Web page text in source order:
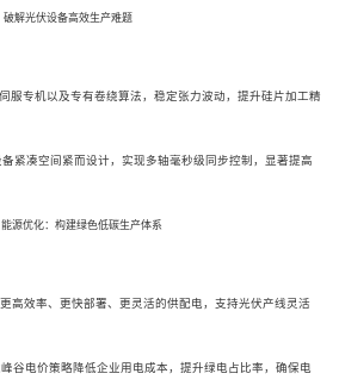
破解光伏设备高效生产难题
服专机以及专有卷绕算法，稳定张力波动，提升硅片加工精
紧凑空间紧而设计，实现多轴毫秒级同步控制，显著提高
优化：构建绿色低碳生产体系
高效率、更快部署、更灵活的供配电，支持光伏产线灵活
谷电价策略降低企业用电成本，提升绿电占比率，确保电